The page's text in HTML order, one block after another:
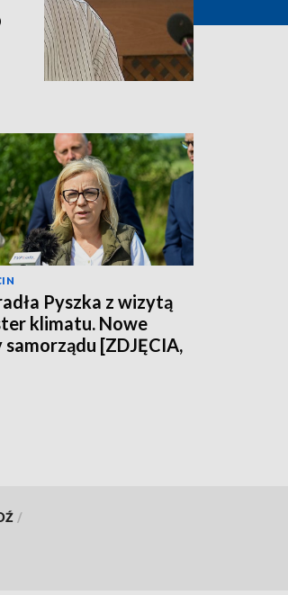
Pyszka z wizytą
klimatu. Nowe
samorządu [ZDJĘCIA,
/